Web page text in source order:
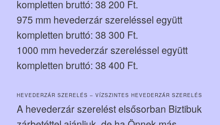
kompletten bruttó: 38 200 Ft.
975 mm hevederzár szereléssel együtt
kompletten bruttó: 38 300 Ft.
1000 mm hevederzár szereléssel együtt
kompletten bruttó: 38 400 Ft.
HEVEDERZÁR SZERELÉS – VÍZSZINTES HEVEDERZÁR SZERELÉS
A hevederzár szerelést elsősorban Biztibuk